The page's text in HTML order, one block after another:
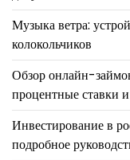
Музыка ветра:
колокольчиков
Обзор онлайн-
процентные ставки
Инвестирование в
подробное